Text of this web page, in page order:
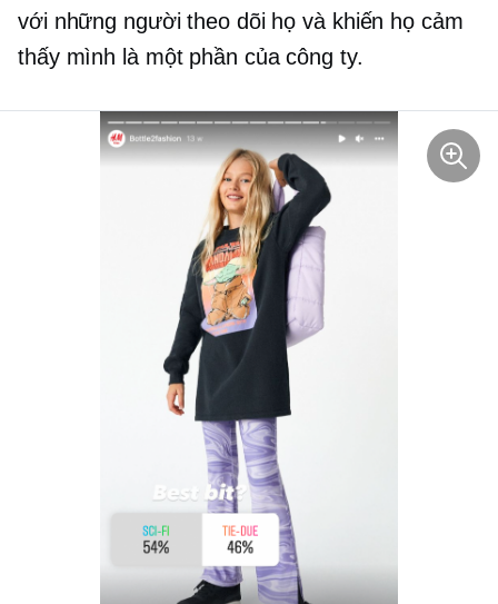
với những người theo dõi họ và khiến họ cảm
thấy mình là một phần của công ty.